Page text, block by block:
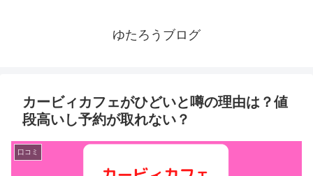
ゆたろうブログ
カービィカフェがひどいと噂の理由は？値
段高いし予約が取れない？
口コミ